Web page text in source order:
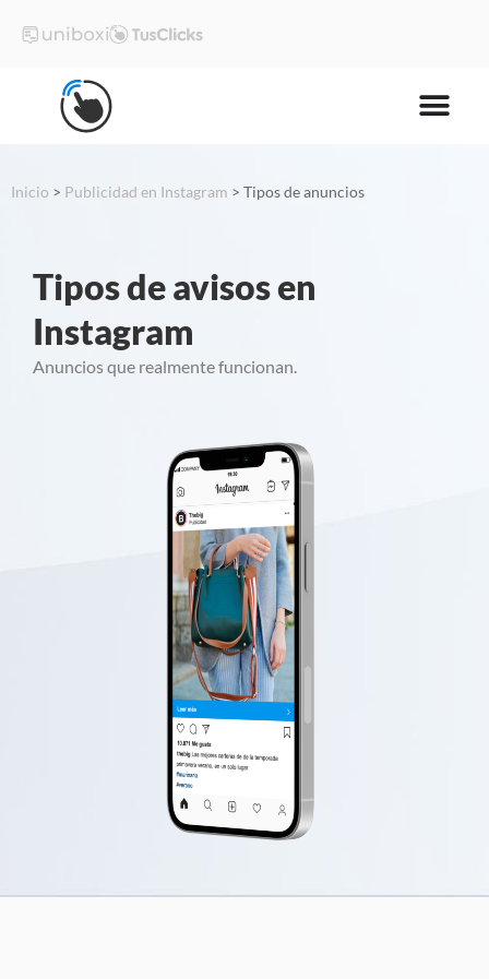
Tipos de avisos en
Instagram
Anuncios que realmente funcionan.
Inicio > Publicidad en Instagram > Tipos de anuncios